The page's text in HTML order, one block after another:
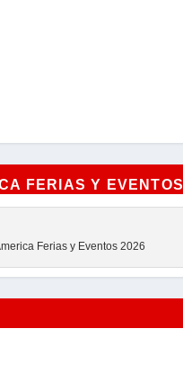
FERIAS Y EVENTOS
Ferias y Eventos 2026